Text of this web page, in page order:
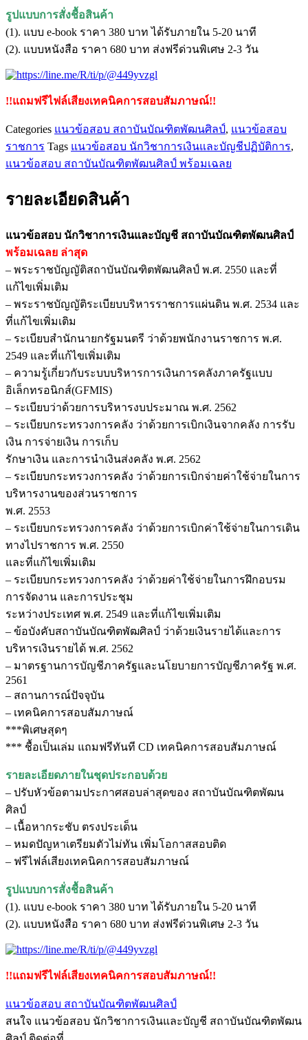
บัณฑิต
พัฒน
ศิลป์
รูปแบบการสั่งชื้อสินค้า
(1). แบบ e-book ราคา 380 บาท ได้รับภายใน 5-20 นาที
(2). แบบหนังสือ ราคา 680 บาท ส่งฟรีด่วนพิเศษ 2-3 วัน
!!แถมฟรีไฟล์เสียงเทคนิคการสอบสัมภาษณ์!!
Categories แนวข้อสอบ สถาบันบัณฑิตพัฒนศิลป์, แนวข้อสอบ
ราชการ Tags แนวข้อสอบ นักวิชาการเงินและบัญชีปฏิบัติการ,
แนวข้อสอบ สถาบันบัณฑิตพัฒนศิลป์ พร้อมเฉลย
รายละเอียดสินค้า
แนวข้อสอบ นักวิชาการเงินและบัญชี สถาบันบัณฑิตพัฒนศิลป์
พร้อมเฉลย ล่าสุด
– พระราชบัญญัติสถาบันบัณฑิตพัฒนศิลป์ พ.ศ. 2550 และที่
แก้ไขเพิ่มเติม
– พระราชบัญญัติระเบียบบริหารราชการแผ่นดิน พ.ศ. 2534 และ
ที่แก้ไขเพิ่มเติม
– ระเบียบสำนักนายกรัฐมนตรี ว่าด้วยพนักงานราชการ พ.ศ.
2549 และที่แก้ไขเพิ่มเติม
– ความรู้เกี่ยวกับระบบบริหารการเงินการคลังภาครัฐแบบ
อิเล็กทรอนิกส์(GFMIS)
– ระเบียบว่าด้วยการบริหารงบประมาณ พ.ศ. 2562
– ระเบียบกระทรวงการคลัง ว่าด้วยการเบิกเงินจากคลัง การรับ
เงิน การจ่ายเงิน การเก็บ
รักษาเงิน และการนำเงินส่งคลัง พ.ศ. 2562
– ระเบียบกระทรวงการคลัง ว่าด้วยการเบิกจ่ายค่าใช้จ่ายในการ
บริหารงานของส่วนราชการ
พ.ศ. 2553
– ระเบียบกระทรวงการคลัง ว่าด้วยการเบิกค่าใช้จ่ายในการเดิน
ทางไปราชการ พ.ศ. 2550
และที่แก้ไขเพิ่มเติม
– ระเบียบกระทรวงการคลัง ว่าด้วยค่าใช้จ่ายในการฝึกอบรม
การจัดงาน และการประชุม
ระหว่างประเทศ พ.ศ. 2549 และที่แก้ไขเพิ่มเติม
– ข้อบังคับสถาบันบัณฑิตพัฒศิลป์ ว่าด้วยเงินรายได้และการ
บริหารเงินรายได้ พ.ศ. 2562
– มาตรฐานการบัญชีภาครัฐและนโยบายการบัญชีภาครัฐ พ.ศ.
2561
– สถานการณ์ปัจจุบัน
– เทคนิคการสอบสัมภาษณ์
***พิเศษสุดๆ
*** ชื้อเป็นเล่ม แถมฟรีทันที CD เทคนิคการสอบสัมภาษณ์
รายละเอียดภายในชุดประกอบด้วย
– ปรับหัวข้อตามประกาศสอบล่าสุดของ สถาบันบัณฑิตพัฒน
ศิลป์
– เนื้อหากระชับ ตรงประเด็น
– หมดปัญหาเตรียมตัวไม่ทัน เพิ่มโอกาสสอบติด
– ฟรีไฟล์เสียงเทคนิคการสอบสัมภาษณ์
รูปแบบการสั่งชื้อสินค้า
(1). แบบ e-book ราคา 380 บาท ได้รับภายใน 5-20 นาที
(2). แบบหนังสือ ราคา 680 บาท ส่งฟรีด่วนพิเศษ 2-3 วัน
!!แถมฟรีไฟล์เสียงเทคนิคการสอบสัมภาษณ์!!
แนวข้อสอบ สถาบันบัณฑิตพัฒนศิลป์
สนใจ แนวข้อสอบ นักวิชาการเงินและบัญชี สถาบันบัณฑิตพัฒน